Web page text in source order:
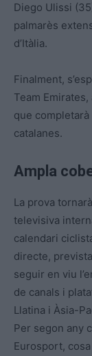
Diego Ulissi
palmarès
d’Itàlia.
Finalment,
Team
que
catalanes.
Ampla
La prova
televisiva
calendari
directe,
seguir en viu
de canals i
Llatina i Àsia-
Per segon any
Eurosport,